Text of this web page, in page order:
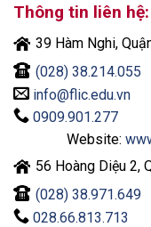
Thông tin liên hệ:
39 Hàm Nghi,
(028) 38.214.055
info@flic.edu.vn
0909.901.277
Website:
56 Hoàng Diệu 2,
(028) 38.971.649
028.66.813.713